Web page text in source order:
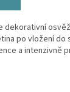
dekorativní
po vložení do
a intenzivně